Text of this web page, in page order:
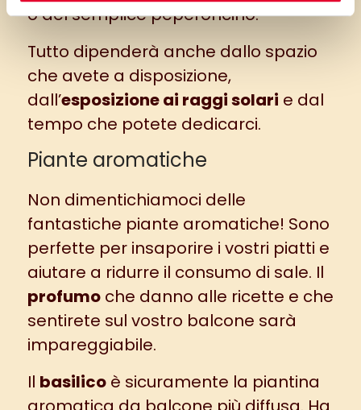
o del semplice peperoncino.
Tutto dipenderà anche dallo spazio
che avete a disposizione,
dall’esposizione ai raggi solari e dal
tempo che potete dedicarci.
Piante aromatiche
Non dimentichiamoci delle
fantastiche piante aromatiche! Sono
perfette per insaporire i vostri piatti e
aiutare a ridurre il consumo di sale. Il
profumoche danno alle ricette e che
sentirete sul vostro balcone sarà
impareggiabile.
Il basilicoè sicuramente la piantina